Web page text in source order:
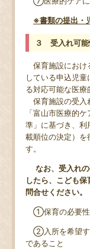
※書類の提出・
３ 受入れ可能
保育施設におけ
している申込児
る対応可能な医療
保育施設の受入
「富山市医療的
準」に基づき、利
載順位の決定）を
す。
なお、受入れ
したら、こども
問合せください。
①保育の必要性
②入所を希望す
であること